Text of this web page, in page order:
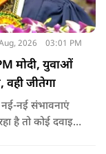
2026 03:01 PM
मोदी, युवाओं
वही जीतेगा
नई-नई संभावनाएं
है तो कोई दवाइयां